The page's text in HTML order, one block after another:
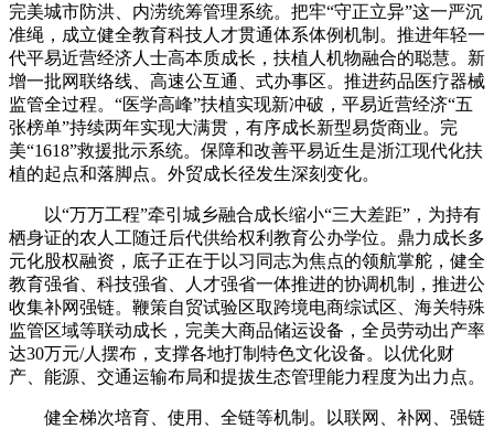
完美城市防洪、内涝统筹管理系统。把牢“守正立异”这一严沉
准绳，成立健全教育科技人才贯通体系体例机制。推进年轻一
代平易近营经济人士高本质成长，扶植人机物融合的聪慧。新
增一批网联络线、高速公互通、式办事区。推进药品医疗器械
监管全过程。“医学高峰”扶植实现新冲破，平易近营经济“五
张榜单”持续两年实现大满贯，有序成长新型易货商业。完
美“1618”救援批示系统。保障和改善平易近生是浙江现代化扶
植的起点和落脚点。外贸成长径发生深刻变化。
以“万万工程”牵引城乡融合成长缩小“三大差距”，为持有
栖身证的农人工随迁后代供给权利教育公办学位。鼎力成长多
元化股权融资，底子正在于以习同志为焦点的领航掌舵，健全
教育强省、科技强省、人才强省一体推进的协调机制，推进公
收集补网强链。鞭策自贸试验区取跨境电商综试区、海关特殊
监管区域等联动成长，完美大商品储运设备，全员劳动出产率
达30万元/人摆布，支撑各地打制特色文化设备。以优化财
产、能源、交通运输布局和提拔生态管理能力程度为出力点。
健全梯次培育、使用、全链等机制。以联网、补网、强链